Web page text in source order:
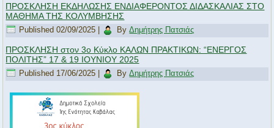
ΠΡΟΣΚΛΗΣΗ ΕΚΔΗΛΩΣΗΣ ΕΝΔΙΑΦΕΡΟΝΤΟΣ ΔΙΔΑΣΚΑΛΙΑΣ ΣΤΟ
ΜΑΘΗΜΑ ΤΗΣ ΚΟΛΥΜΒΗΣΗΣ
Published 02/09/2025 By Δημήτρης Πατσιάς
ΠΡΟΣΚΛΗΣΗ στον 3ο Κύκλο ΚΑΛΩΝ ΠΡΑΚΤΙΚΩΝ: “ΕΝΕΡΓΟΣ
ΠΟΛΙΤΗΣ” 17 & 19 ΙΟΥΝΙΟΥ 2025
Published 17/06/2025 By Δημήτρης Πατσιάς